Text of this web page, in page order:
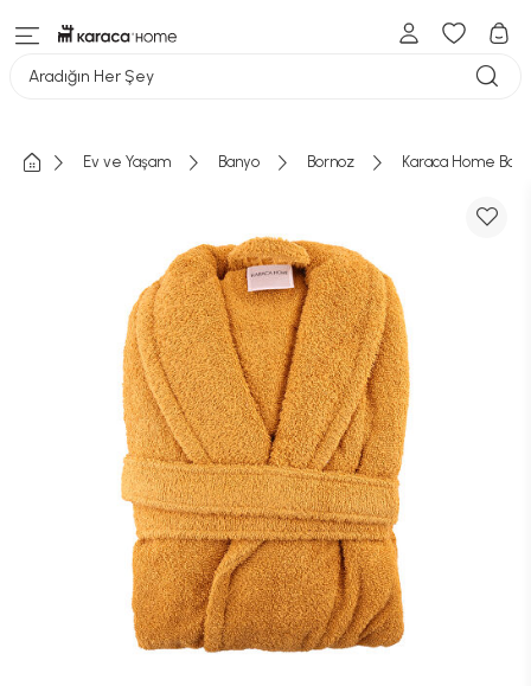
Aradığın Her Şey
Ev ve Yaşam Banyo Bornoz Karaca Home